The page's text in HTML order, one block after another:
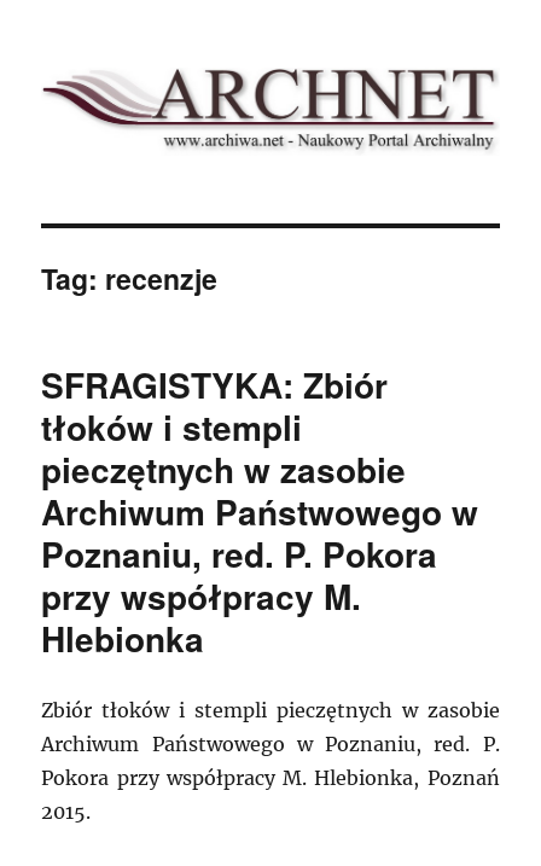
Archnet
Tag: recenzje
SFRAGISTYKA: Zbiór
tłoków i stempli
pieczętnych w zasobie
Archiwum Państwowego w
Poznaniu, red. P. Pokora
przy współpracy M.
Hlebionka
Zbiór tłoków i stempli pieczętnych w zasobie
Archiwum Państwowego w Poznaniu, red. P.
Pokora przy współpracy M. Hlebionka, Poznań
2015.